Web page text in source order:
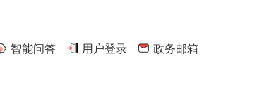
智能问答 用户登录 政务邮箱